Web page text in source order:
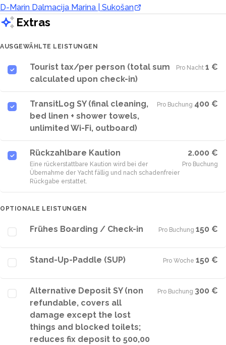
D-Marin Dalmacija Marina | Sukošan
Extras
AUSGEWÄHLTE LEISTUNGEN
Tourist tax/per person (total sum
calculated upon check-in)
Pro Nacht·1 €
TransitLog SY (final cleaning,
bed linen + shower towels,
unlimited Wi-Fi, outboard)
Pro Buchung·400 €
Rückzahlbare Kaution
Eine rückerstattbare Kaution wird bei der
Übernahme der Yacht fällig und nach schadenfreier
Rückgabe erstattet.
2.000 €
Pro Buchung
OPTIONALE LEISTUNGEN
Frühes Boarding / Check-in Pro Buchung·150 €
Stand-Up-Paddle (SUP) Pro Woche·150 €
Alternative Deposit SY (non
refundable, covers all
damage except the lost
things and blocked toilets;
reduces fix deposit to 500,00
Pro Buchung·300 €